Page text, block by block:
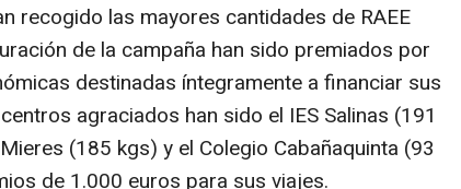
recogido las mayores cantidades de RAEE
de la campaña han sido premiados por
destinadas íntegramente a financiar sus
agraciados han sido el IES Salinas (191
(185 kgs) y el Colegio Cabañaquinta (93
de 1.000 euros para sus viajes.